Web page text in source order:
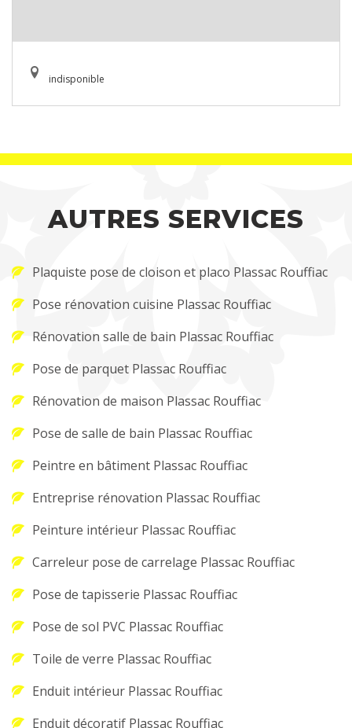
indisponible
AUTRES SERVICES
Plaquiste pose de cloison et placo Plassac Rouffiac
Pose rénovation cuisine Plassac Rouffiac
Rénovation salle de bain Plassac Rouffiac
Pose de parquet Plassac Rouffiac
Rénovation de maison Plassac Rouffiac
Pose de salle de bain Plassac Rouffiac
Peintre en bâtiment Plassac Rouffiac
Entreprise rénovation Plassac Rouffiac
Peinture intérieur Plassac Rouffiac
Carreleur pose de carrelage Plassac Rouffiac
Pose de tapisserie Plassac Rouffiac
Pose de sol PVC Plassac Rouffiac
Toile de verre Plassac Rouffiac
Enduit intérieur Plassac Rouffiac
Enduit décoratif Plassac Rouffiac